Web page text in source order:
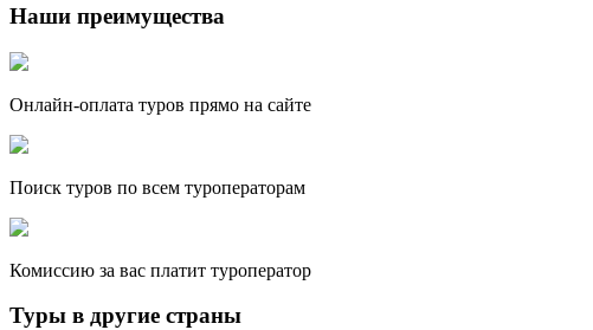
Наши преимущества
Онлайн-оплата туров прямо на сайте
Поиск туров по всем туроператорам
Комиссию за вас платит туроператор
Туры в другие страны